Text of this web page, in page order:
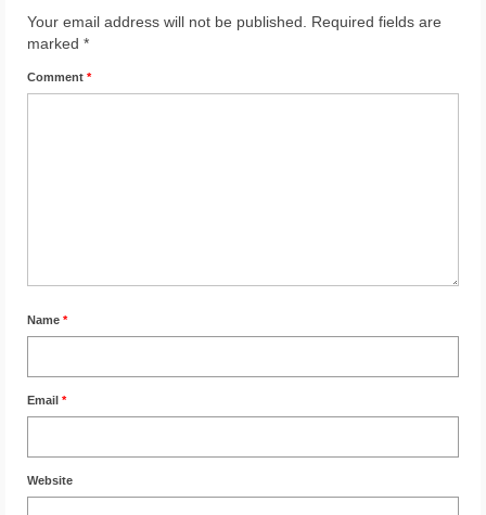
Par Mums
Your email address will not be published.
Required fields are
marked *
Comment *
Name *
Email *
Website